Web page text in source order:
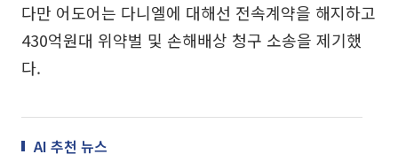
다만 어도어는 다니엘에 대해선 전속계약을 해지하고
430억원대 위약벌 및 손해배상 청구 소송을 제기했
다.
AI 추천 뉴스